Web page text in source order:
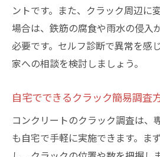
ントです。また、クラック周辺に
場合は、鉄筋の腐食や雨水の侵入
必要です。セルフ診断で異常を感
家への相談を検討しましょう。
自宅でできるクラック簡易調査
コンクリートのクラック調査は、
も自宅で手軽に実施できます。ま